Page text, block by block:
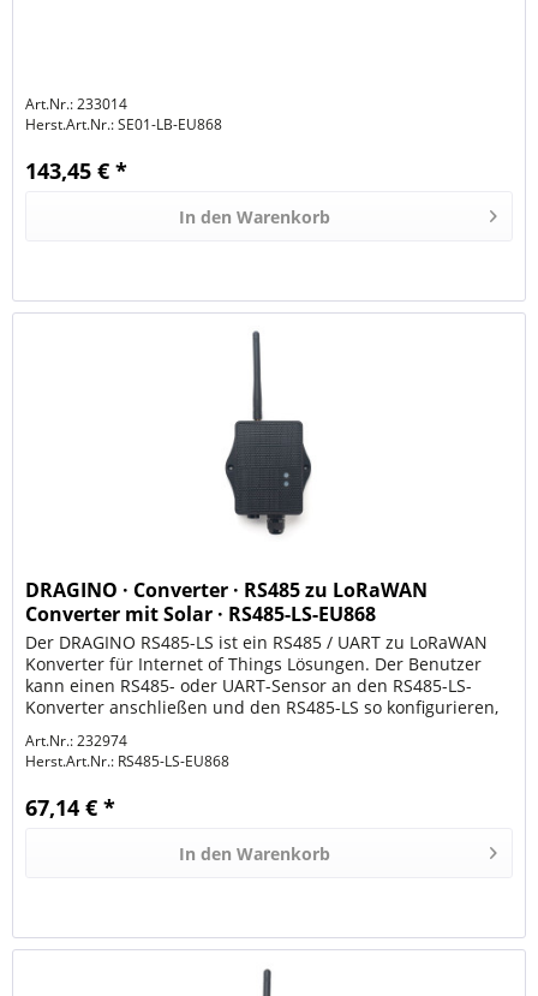
Art.Nr.: 233014
Herst.Art.Nr.:SE01-LB-EU868
143,45 € *
In den Warenkorb
DRAGINO · Converter · RS485 zu LoRaWAN
Converter mit Solar · RS485-LS-EU868
Der DRAGINO RS485-LS ist ein RS485 / UART zu LoRaWAN
Konverter für Internet of Things Lösungen. Der Benutzer
kann einen RS485- oder UART-Sensor an den RS485-LS-
Konverter anschließen und den RS485-LS so konfigurieren,
Art.Nr.: 232974
Herst.Art.Nr.: RS485-LS-EU868
67,14 € *
In den Warenkorb